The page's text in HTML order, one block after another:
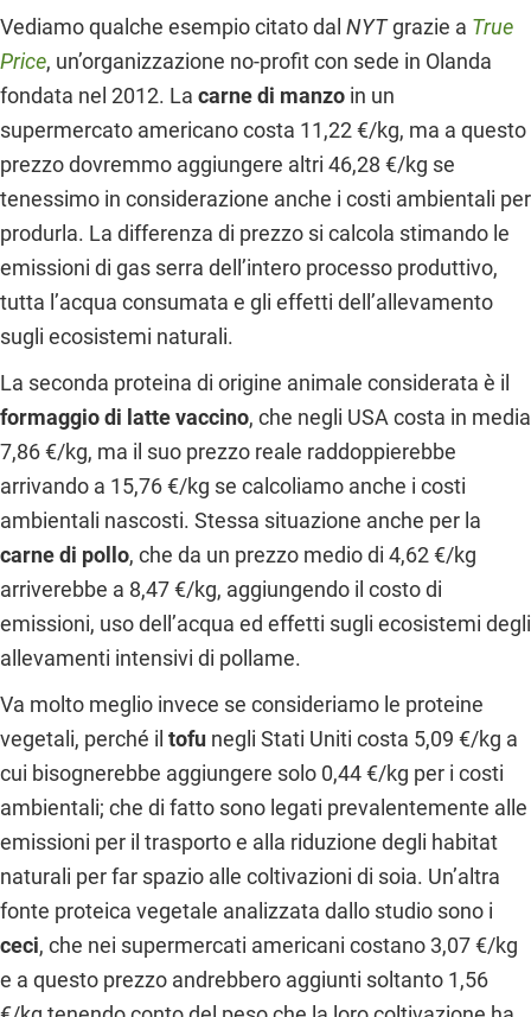
Vediamo qualche esempio citato dal NYTgrazie a True
Price, un’organizzazione no-profit con sede in Olanda
fondata nel 2012. La carne di manzo in un
supermercato americano costa 11,22 €/kg, ma a questo
prezzo dovremmo aggiungere altri 46,28 €/kg se
tenessimo in considerazione anche i costi ambientali per
produrla. La differenza di prezzo si calcola stimando le
emissioni di gas serra dell’intero processo produttivo,
tutta l’acqua consumata e gli effetti dell’allevamento
sugli ecosistemi naturali.
La seconda proteina di origine animale considerata è il
formaggio di latte vaccino, che negli USA costa in media
7,86 €/kg, ma il suo prezzo reale raddoppierebbe
arrivando a 15,76 €/kg se calcoliamo anche i costi
ambientali nascosti. Stessa situazione anche per la
carne di pollo, che da un prezzo medio di 4,62 €/kg
arriverebbe a 8,47 €/kg, aggiungendo il costo di
emissioni, uso dell’acqua ed effetti sugli ecosistemi degli
allevamenti intensivi di pollame.
Va molto meglio invece se consideriamo le proteine
vegetali, perché il tofu negli Stati Uniti costa 5,09 €/kg a
cui bisognerebbe aggiungere solo 0,44 €/kg per i costi
ambientali; che di fatto sono legati prevalentemente alle
emissioni per il trasporto e alla riduzione degli habitat
naturali per far spazio alle coltivazioni di soia. Un’altra
fonte proteica vegetale analizzata dallo studio sono i
ceci, che nei supermercati americani costano 3,07 €/kg
e a questo prezzo andrebbero aggiunti soltanto 1,56